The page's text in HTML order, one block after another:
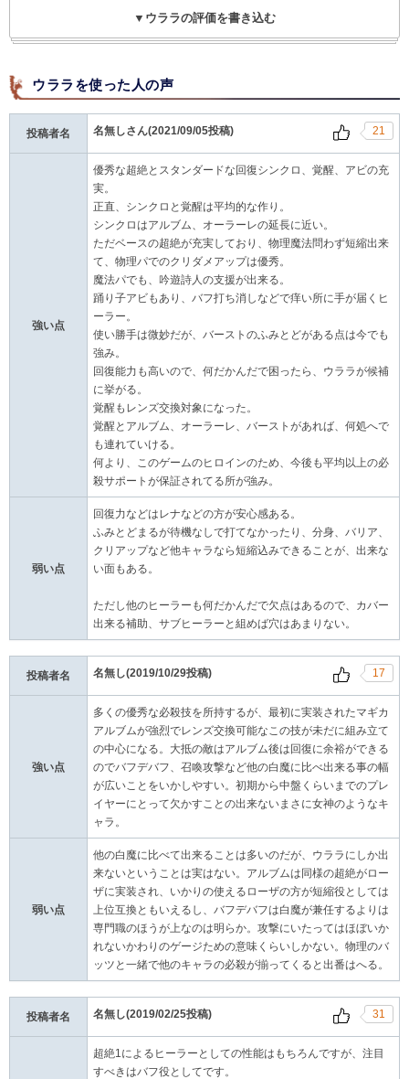
▼ウララの評価を書き込む
ウララを使った人の声
投稿者名 名無しさん(2021/09/05投稿) 21
強い点
優秀な超絶とスタンダードな回復シンクロ、覚醒、アビの充
実。
正直、シンクロと覚醒は平均的な作り。
シンクロはアルブム、オーラーレの延長に近い。
ただベースの超絶が充実しており、物理魔法問わず短縮出来
て、物理パでのクリダメアップは優秀。
魔法パでも、吟遊詩人の支援が出来る。
踊り子アビもあり、バフ打ち消しなどで痒い所に手が届くヒ
ーラー。
使い勝手は微妙だが、バーストのふみとどがある点は今でも
強み。
回復能力も高いので、何だかんだで困ったら、ウララが候補
に挙がる。
覚醒もレンズ交換対象になった。
覚醒とアルブム、オーラーレ、バーストがあれば、何処へで
も連れていける。
何より、このゲームのヒロインのため、今後も平均以上の必
殺サポートが保証されてる所が強み。
弱い点
回復力などはレナなどの方が安心感ある。
ふみとどまるが待機なしで打てなかったり、分身、バリア、
クリアップなど他キャラなら短縮込みできることが、出来な
い面もある。
ただし他のヒーラーも何だかんだで欠点はあるので、カバー
出来る補助、サブヒーラーと組めば穴はあまりない。
投稿者名 名無し(2019/10/29投稿) 17
強い点
多くの優秀な必殺技を所持するが、最初に実装されたマギカ
アルブムが強烈でレンズ交換可能なこの技が未だに組み立て
の中心になる。大抵の敵はアルブム後は回復に余裕ができる
のでバフデバフ、召喚攻撃など他の白魔に比べ出来る事の幅
が広いことをいかしやすい。初期から中盤くらいまでのプレ
イヤーにとって欠かすことの出来ないまさに女神のようなキ
ャラ。
弱い点
他の白魔に比べて出来ることは多いのだが、ウララにしか出
来ないということは実はない。アルブムは同様の超絶がロー
ザに実装され、いかりの使えるローザの方が短縮役としては
上位互換ともいえるし、バフデバフは白魔が兼任するよりは
専門職のほうが上なのは明らか。攻撃にいたってはほぼいか
れないかわりのゲージための意味くらいしかない。物理のバ
ッツと一緒で他のキャラの必殺が揃ってくると出番はへる。
投稿者名 名無し(2019/02/25投稿) 31
超絶1によるヒーラーとしての性能はもちろんですが、注目
すべきはバフ役としてです。